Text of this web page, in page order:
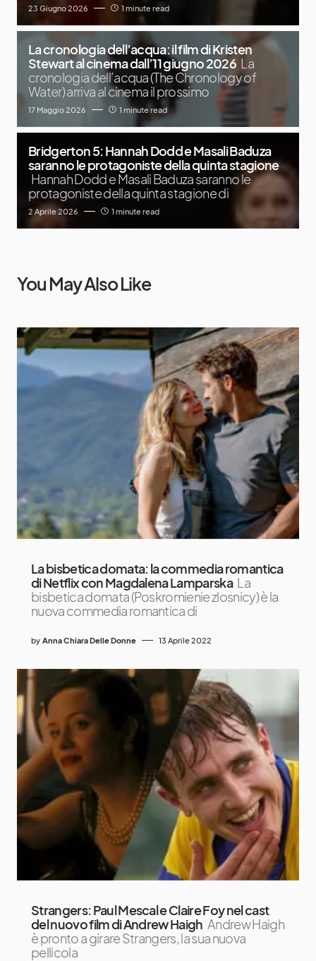
23 Giugno 2026 1 minute read
La cronologia dell’acqua: il film di Kristen
Stewart al cinema dall’11 giugno 2026 La
cronologia dell’acqua (The Chronology of
Water) arriva al cinema il prossimo
17 Maggio 2026 1 minute read
Bridgerton 5: Hannah Dodd e Masali Baduza
saranno le protagoniste della quinta stagione
Hannah Dodd e Masali Baduza saranno le
protagoniste della quinta stagione di
2 Aprile 2026 1 minute read
You May Also Like
La bisbetica domata: la commedia romantica
di Netflix con Magdalena Lamparska La
bisbetica domata (Poskromienie zlosnicy) è la
nuova commedia romantica di
by Anna Chiara Delle Donne 13 Aprile 2022
Strangers: Paul Mescal e Claire Foy nel cast
del nuovo film di Andrew Haigh Andrew Haigh
è pronto a girare Strangers, la sua nuova
pellicola